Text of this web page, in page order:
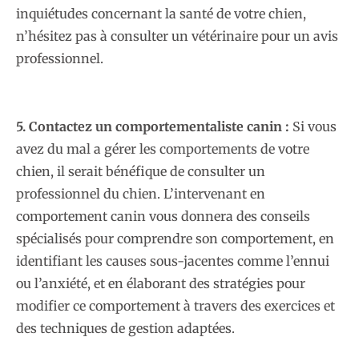
inquiétudes concernant la santé de votre chien,
n’hésitez pas à consulter un vétérinaire pour un avis
professionnel.
5. Contactez un comportementaliste canin : Si vous
avez du mal a gérer les comportements de votre
chien, il serait bénéfique de consulter un
professionnel du chien. L’intervenant en
comportement canin vous donnera des conseils
spécialisés pour comprendre son comportement, en
identifiant les causes sous-jacentes comme l’ennui
ou l’anxiété, et en élaborant des stratégies pour
modifier ce comportement à travers des exercices et
des techniques de gestion adaptées.